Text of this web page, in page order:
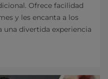
Ofrece facilidad
y les encanta a los
una divertida experiencia